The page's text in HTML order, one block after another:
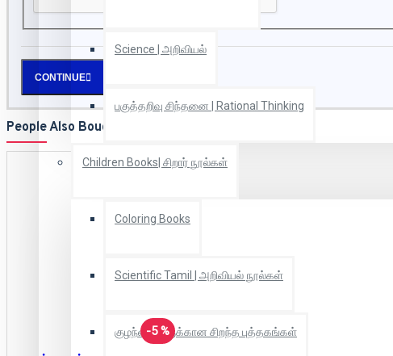
Science | அறிவியல்
பகுத்தறிவு சிந்தனை | Rational Thinking
Children Books| சிறார் நூல்கள்
Coloring Books
Scientific Tamil | அறிவியல் நூல்கள்
குழந்தைகளுக்கான சிறந்த புத்தகங்கள்
CONTINUE
People Also Bought
-5 %